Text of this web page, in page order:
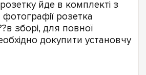
йде в комплекті з
розетка
зборі, для повної
докупити установчу